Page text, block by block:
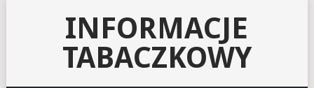
INFORMACJE
TABACZKOWY